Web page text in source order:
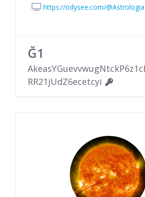
https://odysee.com/
Ğ1
RR21jUdZ6ecetcyi